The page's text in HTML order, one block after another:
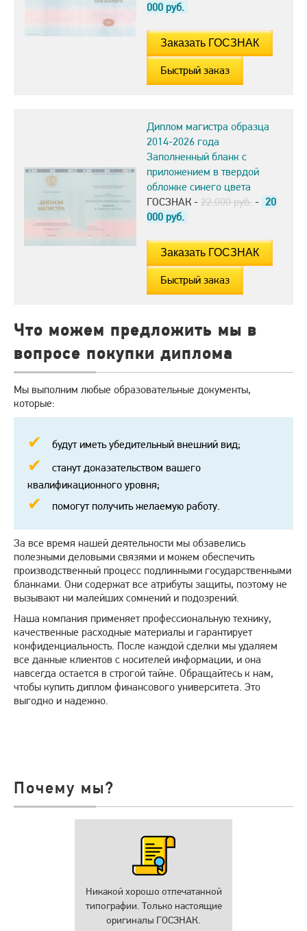
000 руб.
Быстрый заказ
Диплом магистра образца
2014-2026 года
Заполненный бланк с
приложением в твердой
обложке синего цвета
ГОСЗНАК - 22.000 руб. - 20
000 руб.
Быстрый заказ
Что можем предложить мы в
вопросе покупки диплома
Мы выполним любые образовательные документы,
которые:
будут иметь убедительный внешний вид;
станут доказательством вашего
квалификационного уровня;
помогут получить желаемую работу.
За все время нашей деятельности мы обзавелись
полезными деловыми связями и можем обеспечить
производственный процесс подлинными государственными
бланками. Они содержат все атрибуты защиты, поэтому не
вызывают ни малейших сомнений и подозрений.
Наша компания применяет профессиональную технику,
качественные расходные материалы и гарантирует
конфиденциальность. После каждой сделки мы удаляем
все данные клиентов с носителей информации, и она
навсегда остается в строгой тайне. Обращайтесь к нам,
чтобы купить диплом финансового университета. Это
выгодно и надежно.
Почему мы?
Никакой хорошо отпечатанной
типографии. Только настоящие
оригиналы ГОСЗНАК.